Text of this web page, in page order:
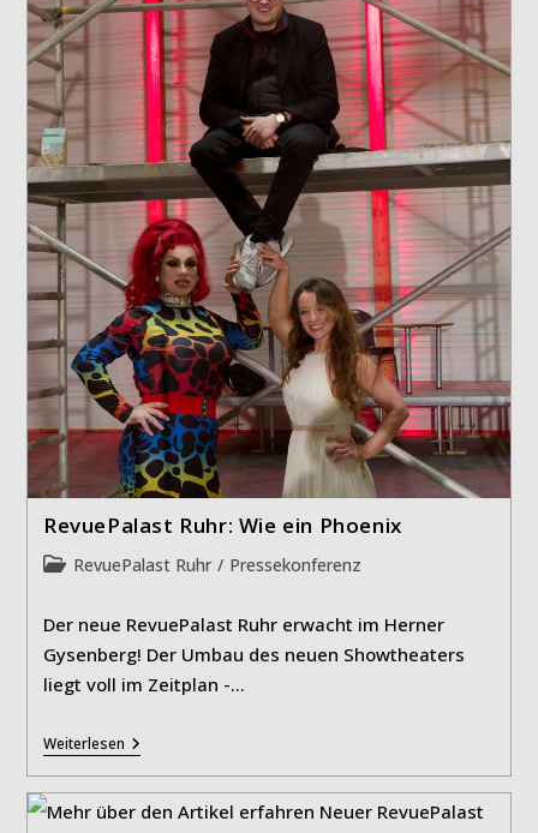
RevuePalast Ruhr: Wie ein Phoenix
Beitrags-
RevuePalast Ruhr / Pressekonferenz
Der neue RevuePalast Ruhr erwacht im Herner
Gysenberg! Der Umbau des neuen Showtheaters
liegt voll im Zeitplan -…
WeiterlesenRevuePalast
Ruhr:
Wie
Ein
Phoenix